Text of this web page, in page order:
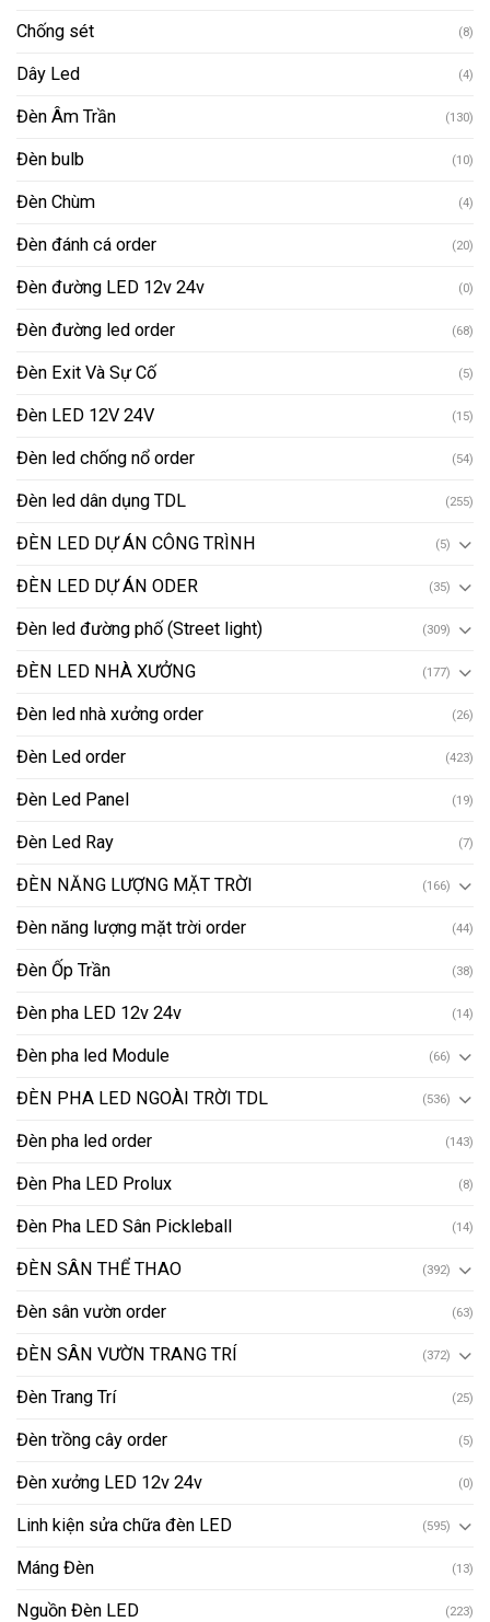
Chống sét (8)
Dây Led (4)
Đèn Âm Trần (130)
Đèn bulb (10)
Đèn Chùm (4)
Đèn đánh cá order (20)
Đèn đường LED 12v 24v (0)
Đèn đường led order (68)
Đèn Exit Và Sự Cố (5)
Đèn LED 12V 24V (15)
Đèn led chống nổ order (54)
Đèn led dân dụng TDL (255)
ĐÈN LED DỰ ÁN CÔNG TRÌNH (5)
ĐÈN LED DỰ ÁN ODER (35)
Đèn led đường phố (Street light) (309)
ĐÈN LED NHÀ XƯỞNG (177)
Đèn led nhà xưởng order (26)
Đèn Led order (423)
Đèn Led Panel (19)
Đèn Led Ray (7)
ĐÈN NĂNG LƯỢNG MẶT TRỜI (166)
Đèn năng lượng mặt trời order (44)
Đèn Ốp Trần (38)
Đèn pha LED 12v 24v (14)
Đèn pha led Module (66)
ĐÈN PHA LED NGOÀI TRỜI TDL (536)
Đèn pha led order (143)
Đèn Pha LED Prolux (8)
Đèn Pha LED Sân Pickleball (14)
ĐÈN SÂN THỂ THAO (392)
Đèn sân vườn order (63)
ĐÈN SÂN VƯỜN TRANG TRÍ (372)
Đèn Trang Trí (25)
Đèn trồng cây order (5)
Đèn xưởng LED 12v 24v (0)
Linh kiện sửa chữa đèn LED (595)
Máng Đèn (13)
Nguồn Đèn LED (223)